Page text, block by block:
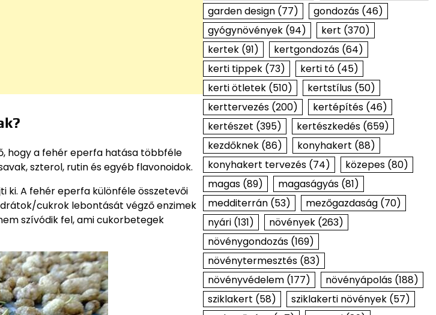
hogy a fehér eperfa hatása többféle
szterol, rutin és egyéb flavonoidok.
A fehér eperfa különféle összetevői
cukrok lebontását végző enzimek
szívódik fel, ami cukorbetegek
garden design(77) gondozás(46)
gyógynövények(94) kert (370)
kertek(91) kertgondozás(64)
kerti tippek(73) kerti tó(45)
kerti ötletek(510) kertstílus(50)
kerttervezés(200) kertépítés(46)
kertészet (395) kertészkedés(659)
kezdőknek(86) konyhakert (88)
konyhakert tervezés(74) közepes(80)
magas(89) magaságyás(81)
medditerrán(53) mezőgazdaság(70)
nyári(131) növények(263)
növénygondozás(169)
növénytermesztés(83)
növényvédelem(177) növényápolás(188)
sziklakert (58) sziklakerti növények(57)